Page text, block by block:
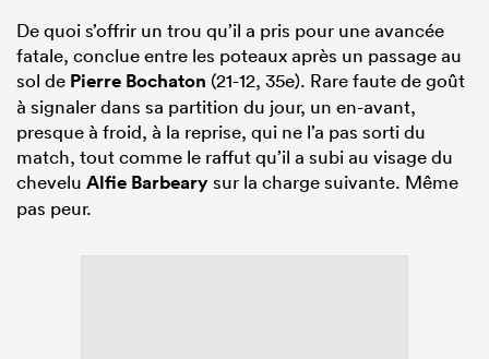
De quoi s’offrir un trou qu’il a pris pour une avancée
fatale, conclue entre les poteaux après un passage au
sol de Pierre Bochaton (21-12, 35e). Rare faute de goût
à signaler dans sa partition du jour, un en-avant,
presque à froid, à la reprise, qui ne l’a pas sorti du
match, tout comme le raffut qu’il a subi au visage du
chevelu Alfie Barbearysur la charge suivante. Même
pas peur.